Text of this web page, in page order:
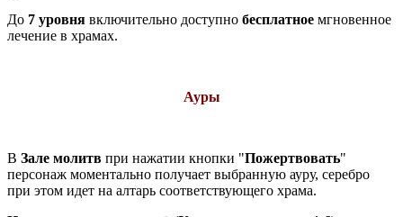
До 7 уровня включительно доступно бесплатное мгновенное
лечение в храмах.
Ауры
В Зале молитв при нажатии кнопки "Пожертвовать"
персонаж моментально получает выбранную ауру, серебро
при этом идет на алтарь соответствующего храма.